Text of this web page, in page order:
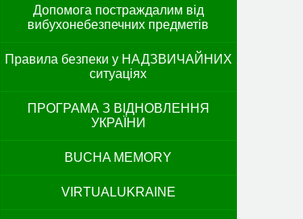
Допомога постраждалим від
вибухонебезпечних предметів
Правила безпеки у НАДЗВИЧАЙНИХ
ситуаціях
ПРОГРАМА З ВІДНОВЛЕННЯ
УКРАЇНИ
BUCHA MEMORY
VIRTUALUKRAINE